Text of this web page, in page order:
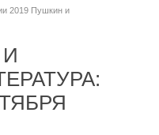
2019 Пушкин и